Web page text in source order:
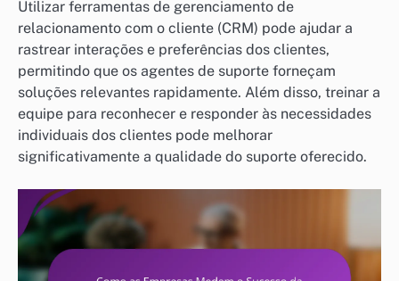
Utilizar ferramentas de gerenciamento de
relacionamento com o cliente (CRM) pode ajudar a
rastrear interações e preferências dos clientes,
permitindo que os agentes de suporte forneçam
soluções relevantes rapidamente. Além disso, treinar a
equipe para reconhecer e responder às necessidades
individuais dos clientes pode melhorar
significativamente a qualidade do suporte oferecido.